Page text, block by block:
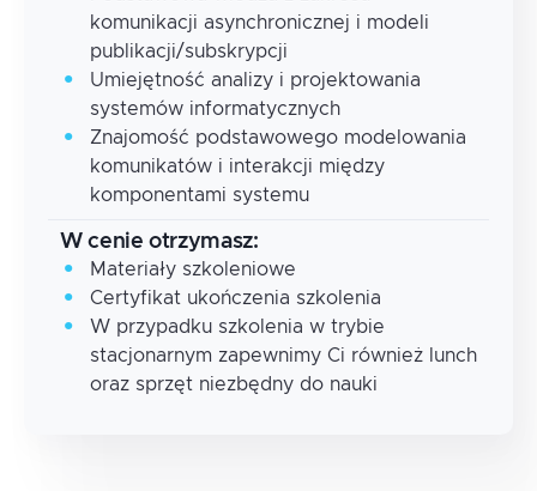
komunikacji asynchronicznej i modeli
publikacji/subskrypcji
Umiejętność analizy i projektowania
systemów informatycznych
Znajomość podstawowego modelowania
komunikatów i interakcji między
komponentami systemu
W cenie otrzymasz:
Materiały szkoleniowe
Certyfikat ukończenia szkolenia
W przypadku szkolenia w trybie
stacjonarnym zapewnimy Ci również lunch
oraz sprzęt niezbędny do nauki